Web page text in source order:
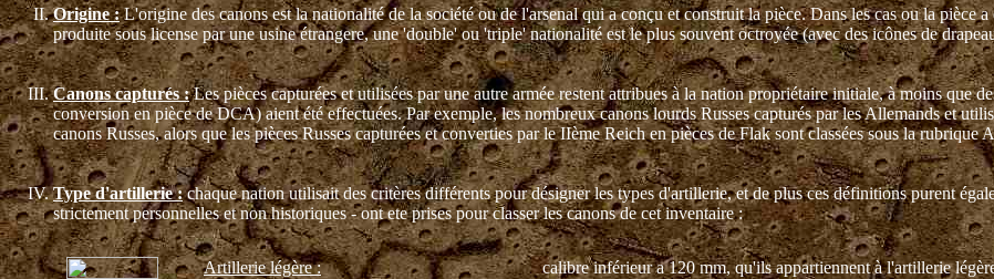
Origine :L'origine des canons est la nationalité de la société ou de l'arsenal qui a conçu et construit la pièce. Dans les cas ou la pièce
produite sous license par une usine étrangere, une 'double' ou 'triple' nationalité est le plus souvent octroyée (avec des icônes de
Canons capturés :Les pièces capturées et utilisées par une autre armée restent attribues à la nation propriétaire initiale, à moins que
conversion en pièce de DCA) aient été effectuées. Par exemple, les nombreux canons lourds Russes capturés par les Allemands et
canons Russes, alors que les pièces Russes capturées et converties par le IIème Reich en pièces de Flak sont classées sous la rubrique
Type d'artillerie :chaque nation utilisait des critères différents pour désigner les types d'artillerie, et de plus ces définitions purent
strictement personnelles et non historiques - ont ete prises pour classer les canons de cet inventaire :
Artillerie légère : calibre inférieur a 120 mm, qu'ils appartiennent à l'artillerie